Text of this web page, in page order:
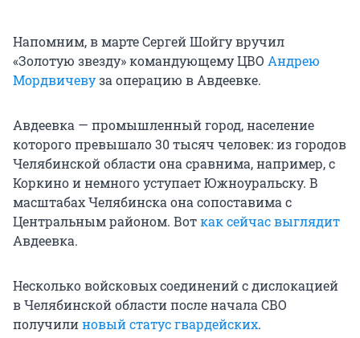
Напомним, в марте Сергей Шойгу вручил
«Золотую звезду» командующему ЦВО Андрею
Мордвичевуза операцию в Авдеевке.
Авдеевка — промышленный город, население
которого превышало 30 тысяч человек: из городов
Челябинской области она сравнима, например, с
Коркино и немного уступает Южноуральску. В
масштабах Челябинска она сопоставима с
Центральным районом. Воткак сейчас выглядит
Авдеевка.
Несколько войсковых соединений с дислокацией
в Челябинской области после начала СВО
получилиновый статус гвардейских.